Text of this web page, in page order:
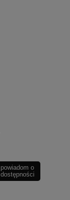
powiadom o
dostępności